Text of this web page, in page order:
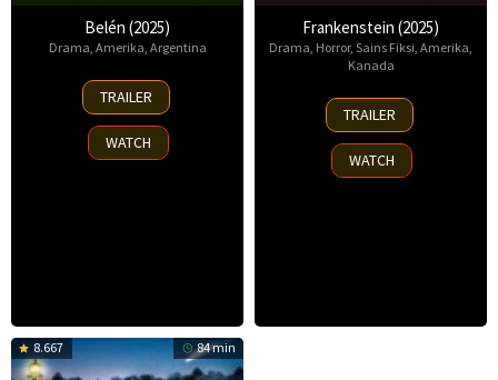
Belén (2025)
Drama, Amerika, Argentina
18
Sep
2025
TRAILER
WATCH
Frankenstein (2025)
Drama, Horror, Sains Fiksi, Amerika,
Kanada
17
Oct
2025
TRAILER
WATCH
8.667 84 min